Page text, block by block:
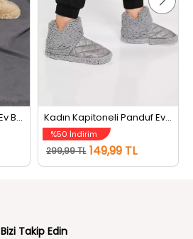
Kadın Pofuduk Panduf Ev Botu Bej Kadın Kapitoneli Panduf Ev Botu Gri
%50 İndirim
299,99 TL 149,99 TL
Bizi Takip Edin